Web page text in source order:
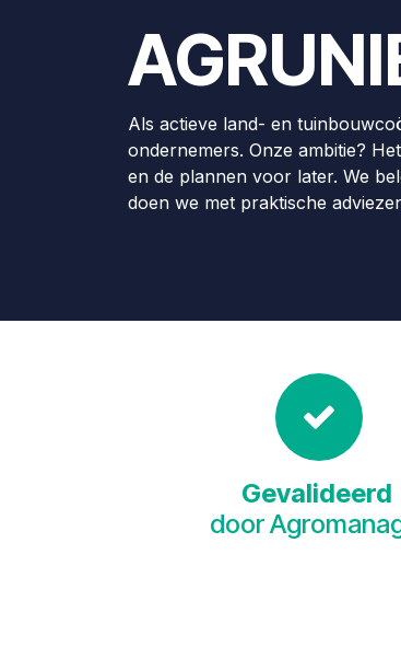
Als actieve land- en
ondernemers. Onze ambitie?
en de plannen voor later. We
doen we met praktische
Gevalideerd
door